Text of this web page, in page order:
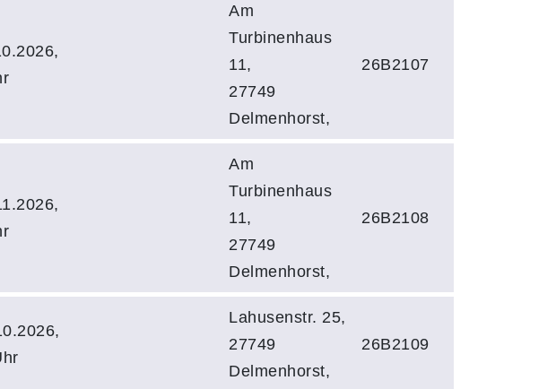
Am
Turbinenhaus
11,
27749
Delmenhorst,
26B2107
Am
Turbinenhaus
11,
27749
Delmenhorst,
26B2108
Lahusenstr. 25,
27749
Delmenhorst,
26B2109